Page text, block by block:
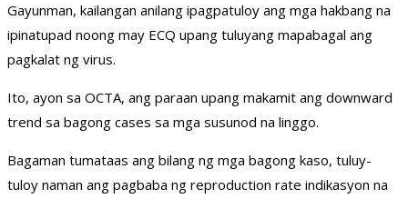
Gayunman, kailangan anilang ipagpatuloy ang mga hakbang na
ipinatupad noong may ECQ upang tuluyang mapabagal ang
pagkalat ng virus.
Ito, ayon sa OCTA, ang paraan upang makamit ang downward
trend sa bagong cases sa mga susunod na linggo.
Bagaman tumataas ang bilang ng mga bagong kaso, tuluy-
tuloy naman ang pagbaba ng reproduction rate indikasyon na